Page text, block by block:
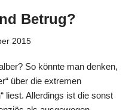
Betrug?
2015
So könnte man denken,
über die extremen
liest. Allerdings ist die sonst